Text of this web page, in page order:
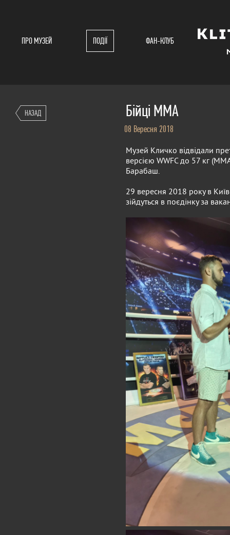
ПРО МУЗЕЙ ПОДІЇ ФАН-КЛУБ
НАЗАД Бійці ММА
08 Вересня 2018
Музей Кличко відвідали
версією WWFC до 57 кг
Барабаш.
29 вересня 2018 року в
зійдуться в поєдінку за